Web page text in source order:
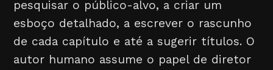
pesquisar o público-alvo, a criar um
esboço detalhado, a escrever o rascunho
de cada capítulo e até a sugerir títulos. O
autor humano assume o papel de diretor